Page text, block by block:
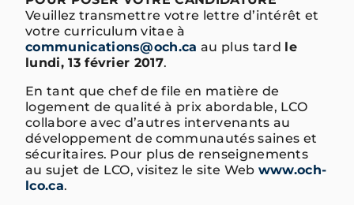
Veuillez transmettre votre lettre d’intérêt et
votre curriculum vitae à
communications@och.ca au plus tard le
lundi, 13 février 2017.
En tant que chef de file en matière de
logement de qualité à prix abordable, LCO
collabore avec d’autres intervenants au
développement de communautés saines et
sécuritaires. Pour plus de renseignements
au sujet de LCO, visitez le site Web www.och-
lco.ca.